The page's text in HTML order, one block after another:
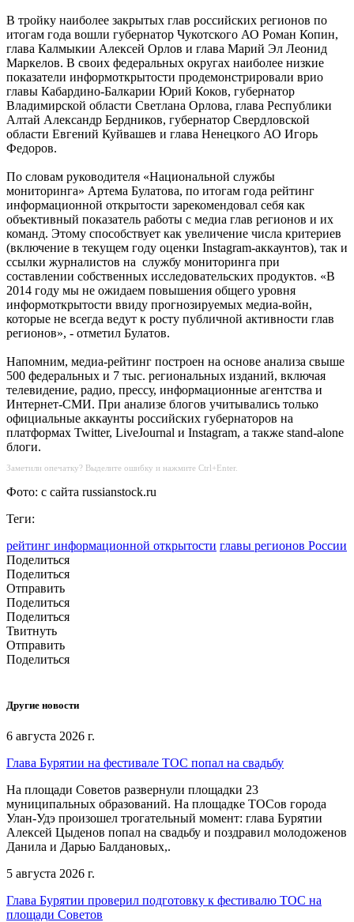
В тройку наиболее закрытых глав российских регионов по
итогам года вошли губернатор Чукотского АО Роман Копин,
глава Калмыкии Алексей Орлов и глава Марий Эл Леонид
Маркелов. В своих федеральных округах наиболее низкие
показатели информоткрытости продемонстрировали врио
главы Кабардино-Балкарии Юрий Коков, губернатор
Владимирской области Светлана Орлова, глава Республики
Алтай Александр Бердников, губернатор Свердловской
области Евгений Куйвашев и глава Ненецкого АО Игорь
Федоров.
По словам руководителя «Национальной службы
мониторинга» Артема Булатова, по итогам года рейтинг
информационной открытости зарекомендовал себя как
объективный показатель работы с медиа глав регионов и их
команд. Этому способствует как увеличение числа критериев
(включение в текущем году оценки Instagram-аккаунтов), так и
ссылки журналистов на службу мониторинга при
составлении собственных исследовательских продуктов. «В
2014 году мы не ожидаем повышения общего уровня
информоткрытости ввиду прогнозируемых медиа-войн,
которые не всегда ведут к росту публичной активности глав
регионов», - отметил Булатов.
Напомним, медиа-рейтинг построен на основе анализа свыше
500 федеральных и 7 тыс. региональных изданий, включая
телевидение, радио, прессу, информационные агентства и
Интернет-СМИ. При анализе блогов учитывались только
официальные аккаунты российских губернаторов на
платформах Twitter, LiveJournal и Instagram, а также stand-alone
блоги.
Заметили опечатку? Выделите ошибку и нажмите Ctrl+Enter.
Фото: с сайта russianstock.ru
Теги:
рейтинг информационной открытости главы регионов России
Поделиться
Поделиться
Отправить
Поделиться
Поделиться
Твитнуть
Отправить
Поделиться
Другие новости
6 августа 2026 г.
Глава Бурятии на фестивале ТОС попал на свадьбу
На площади Советов развернули площадки 23
муниципальных образований. На площадке ТОСов города
Улан-Удэ произошел трогательный момент: глава Бурятии
Алексей Цыденов попал на свадьбу и поздравил молодоженов
Данила и Дарью Балдановых,.
5 августа 2026 г.
Глава Бурятии проверил подготовку к фестивалю ТОС на
площади Советов